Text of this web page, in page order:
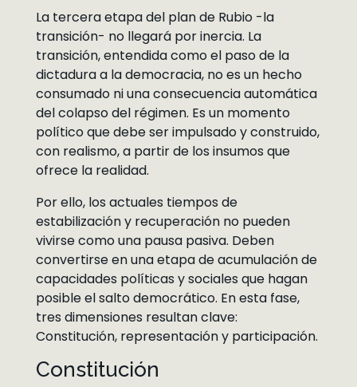
La tercera etapa del plan de Rubio -la
transición- no llegará por inercia. La
transición, entendida como el paso de la
dictadura a la democracia, no es un hecho
consumado ni una consecuencia automática
del colapso del régimen. Es un momento
político que debe ser impulsado y construido,
con realismo, a partir de los insumos que
ofrece la realidad.
Por ello, los actuales tiempos de
estabilización y recuperación no pueden
vivirse como una pausa pasiva. Deben
convertirse en una etapa de acumulación de
capacidades políticas y sociales que hagan
posible el salto democrático. En esta fase,
tres dimensiones resultan clave:
Constitución, representación y participación.
Constitución